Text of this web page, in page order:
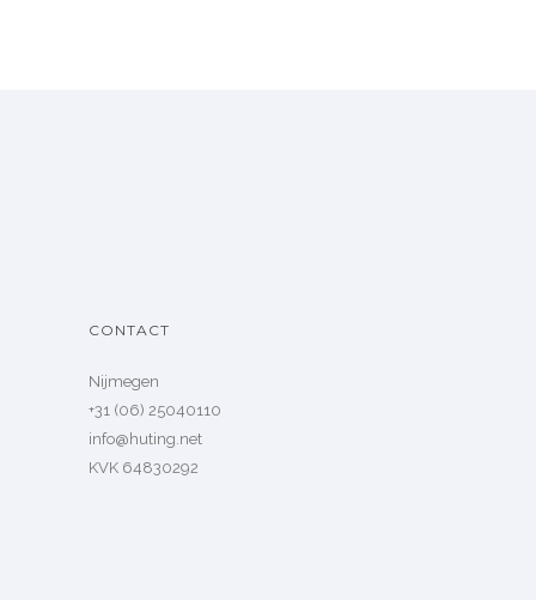
CONTACT
Nijmegen
+31 (06) 25040110
info@huting.net
KVK 64830292